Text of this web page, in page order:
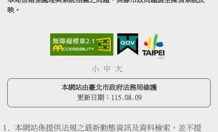
映。
小 中 大
本網站由臺北市政府法務局維護
更新日期： 115.08.09
本網站係提供法規之最新動態資訊及資料檢索，並不提